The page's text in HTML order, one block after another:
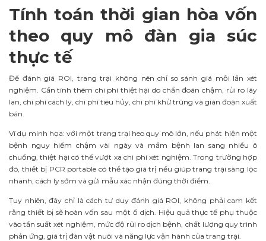
Tính toán thời gian hòa vốn
theo quy mô đàn gia súc
thực tế
Để đánh giá ROI, trang trại không nên chỉ so sánh giá mỗi lần xét
nghiệm. Cần tính thêm chi phí thiệt hại do chẩn đoán chậm, rủi ro lây
lan, chi phí cách ly, chi phí tiêu hủy, chi phí khử trùng và gián đoạn xuất
bán.
Ví dụ minh họa: với một trang trại heo quy mô lớn, nếu phát hiện một
bệnh nguy hiểm chậm vài ngày và mầm bệnh lan sang nhiều ô
chuồng, thiệt hại có thể vượt xa chi phí xét nghiệm. Trong trường hợp
đó, thiết bị PCR portable có thể tạo giá trị nếu giúp trang trại sàng lọc
nhanh, cách ly sớm và gửi mẫu xác nhận đúng thời điểm.
Tuy nhiên, đây chỉ là cách tư duy đánh giá ROI, không phải cam kết
rằng thiết bị sẽ hoàn vốn sau một ổ dịch. Hiệu quả thực tế phụ thuộc
vào tần suất xét nghiệm, mức độ rủi ro dịch bệnh, chất lượng quy trình
phản ứng, giá trị đàn vật nuôi và năng lực vận hành của trang trại.